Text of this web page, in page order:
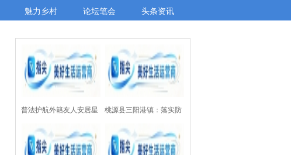
魅力乡村 论坛笔会 头条资讯
普法护航外籍友人安居星
城——湖南芙蓉律师事务
桃源县三阳港镇：落实防
溺水“四个一”设施，为157